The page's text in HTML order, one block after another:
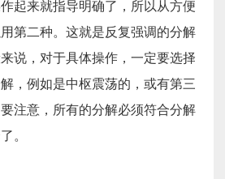
起来就指导明确了，所以从方便
第二种。这就是反复强调的分解
说，对于具体操作，一定要选择
，例如是中枢震荡的，或有第三
注意，所有的分解必须符合分解
。